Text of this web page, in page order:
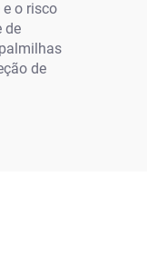
o risco
de
de